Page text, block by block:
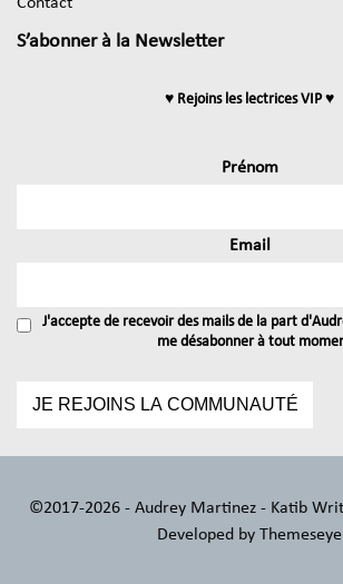
Contact
S’abonner à la Newsletter
♥ Rejoins les lectrices VIP ♥
Prénom
Email
J'accepte de recevoir des mails de la part
me désabonner à tout
©2017-2026 - Audrey Martinez - Katib
Developed by Themeseye